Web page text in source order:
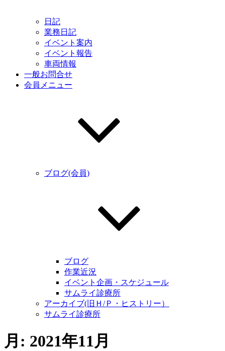
日記
業務日記
イベント案内
イベント報告
車両情報
一般お問合せ
会員メニュー
ブログ(会員)
ブログ
作業近況
イベント企画・スケジュール
サムライ診療所
アーカイブ(旧Ｈ/Ｐ・ヒストリー）
サムライ診療所
月: 2021年11月